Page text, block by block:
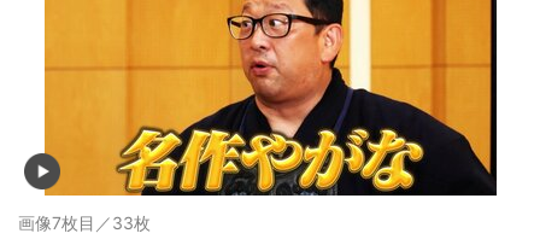
画像7枚目／33枚